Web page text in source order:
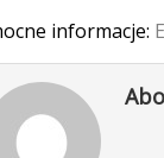
informacje: